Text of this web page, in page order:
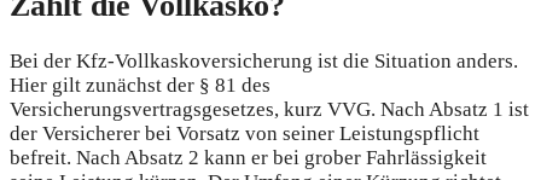
Bei der Kfz-Vollkaskoversicherung ist die Situation anders.
Hier gilt zunächst der § 81 des
Versicherungsvertragsgesetzes, kurz VVG. Nach Absatz 1 ist
der Versicherer bei Vorsatz von seiner Leistungspflicht
befreit. Nach Absatz 2 kann er bei grober Fahrlässigkeit